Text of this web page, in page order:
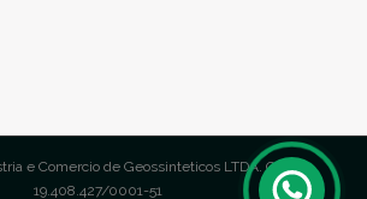
e Comercio de Geossinteticos LTDA. CNPJ:
19.408.427/0001-51